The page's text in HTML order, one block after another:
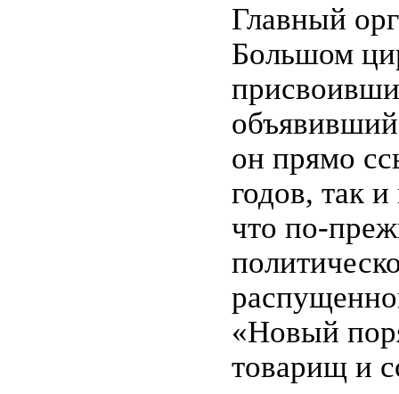
Главный
Большом
он прямо
годов, так
что по-
«Новый
товарищ и